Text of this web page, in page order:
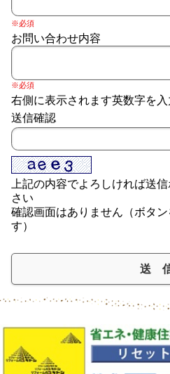
※必須
お問い合わせ内容
※必須
右側に表示されます英数字を入
送信確認
上記の内容でよろしければ送
さい
確認画面はありません（ボタ
す）
送